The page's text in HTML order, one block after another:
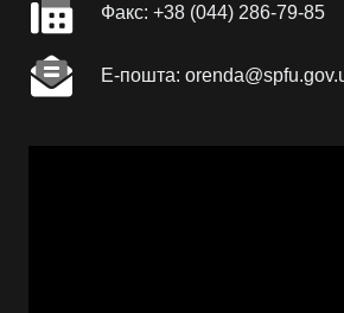
Факc: +38 (044) 286-79-85
Е-пошта: